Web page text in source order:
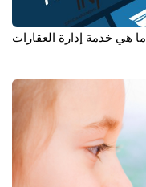
ما هي خدمة إدارة العقارات